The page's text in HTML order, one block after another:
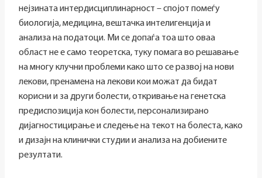
нејзината интердисциплинарност – спојот помеѓу
биологија, медицина, вештачка интелигенција и
анализа на податоци. Ми се допаѓа тоа што оваа
област не е само теоретска, туку помага во решавање
на многу клучни проблеми како што се развој на нови
лекови, пренамена на лекови кои можат да бидат
корисни и за други болести, откривање на генетска
предиспозиција кон болести, персонализирано
дијагностицирање и следење на текот на болеста, како
и дизајн на клинички студии и анализа на добиените
резултати.